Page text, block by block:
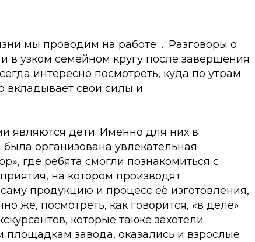
мы проводим на работе … Разговоры о
в узком семейном кругу после завершения
интересно посмотреть, куда по утрам
вкладывает свои силы и
являются дети. Именно для них в
организована увлекательная
где ребята смогли познакомиться с
на котором производят
продукцию и процесс её изготовления,
же, посмотреть, как говорится, «в деле»
которые также захотели
площадкам завода, оказались и взрослые